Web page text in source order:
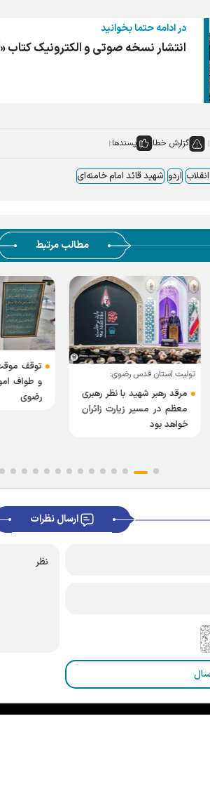
در ادامه حتما بخوانید
انتشار نسخه صوتی و الکترونیک کتاب
گزارش خطا پسندها:
اردو شهید قائد امام خامنه‌ای
مطالب مرتبط
تولیت آستان قدس رضوی:
مرقد رهبر شهید با نظر رهبری
معظم در مسیر زیارت زائران
خواهد بود
توقف
و طواف
رضوی
ارسال نظرات